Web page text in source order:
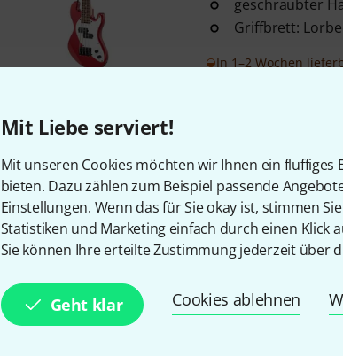
Mit Liebe serviert!
Mit unseren Cookies möchten wir Ihnen ein
bieten. Dazu zählen zum Beispiel passende
Einstellungen. Wenn das für Sie okay ist, stimmen
Statistiken und Marketing einfach durch einen Klick
Sie können Ihre erteilte Zustimmung jederzeit über
Geht klar Cookies ablehnen
geschraubter
Griffbrett:
In 1–2 Wochen
lefthand /
Korpus:
geschraubter
Sofort lieferbar
KalaU-Bass 4 Fret